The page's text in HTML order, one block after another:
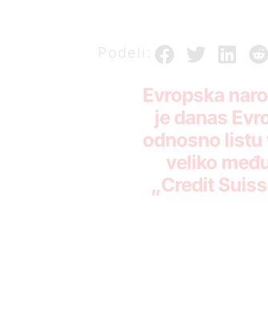
Podeli:
Evropska
je danas
odnosno listu
veliko
„Credit